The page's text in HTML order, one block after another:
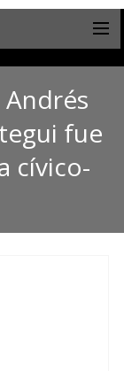
fue
cívico-